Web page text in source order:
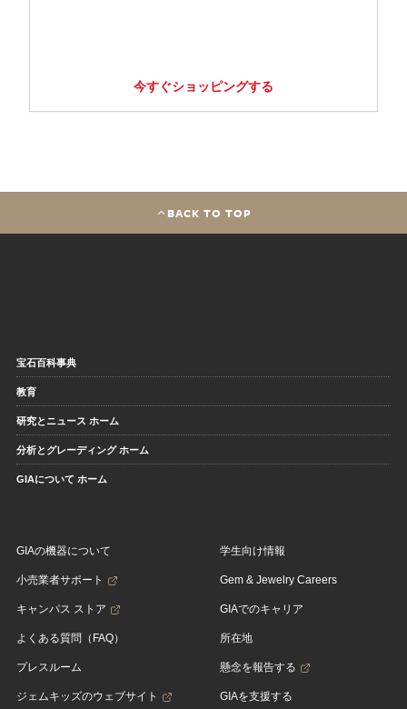
今すぐショッピングする
BACK TO TOP
宝石百科事典
教育
研究とニュース ホーム
分析とグレーディング ホーム
GIAについて ホーム
GIAの機器について
小売業者サポート
キャンパス ストア
よくある質問（FAQ）
プレスルーム
ジェムキッズのウェブサイト
学生向け情報
Gem & Jewelry Careers
GIAでのキャリア
所在地
懸念を報告する
GIAを支援する